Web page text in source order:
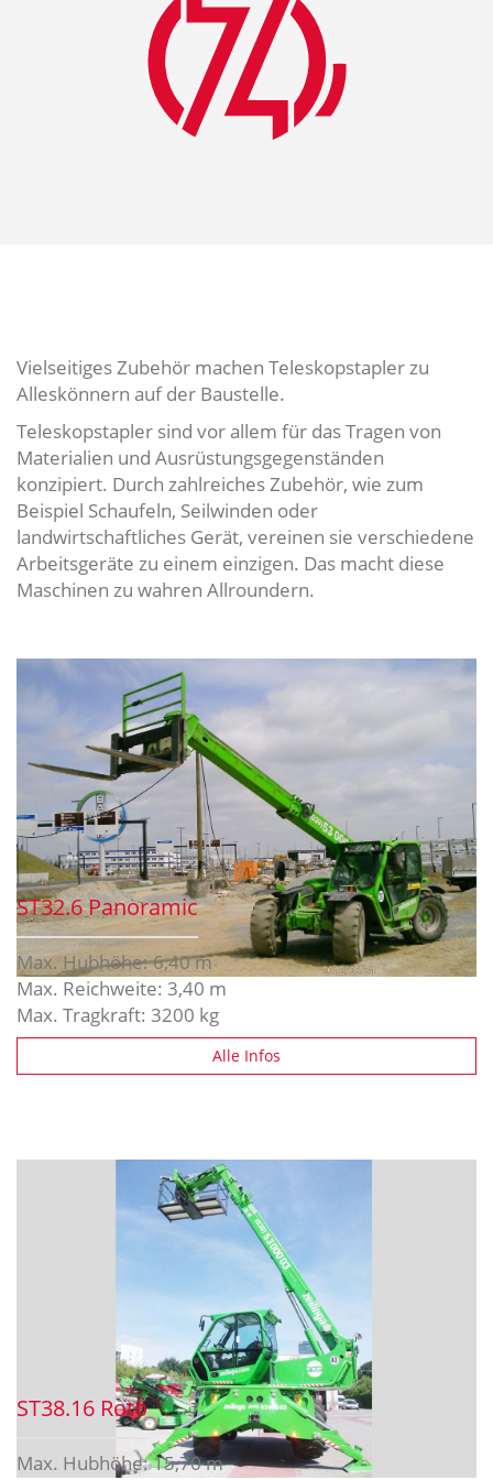
Vielseitiges Zubehör machen Teleskopstapler zu
Alleskönnern auf der Baustelle.
Teleskopstapler sind vor allem für das Tragen von
Materialien und Ausrüstungsgegenständen
konzipiert. Durch zahlreiches Zubehör, wie zum
Beispiel Schaufeln, Seilwinden oder
landwirtschaftliches Gerät, vereinen sie verschiedene
Arbeitsgeräte zu einem einzigen. Das macht diese
Maschinen zu wahren Allroundern.
ST32.6 Panoramic
Max. Hubhöhe: 6,40 m
Max. Reichweite: 3,40 m
Max. Tragkraft: 3200 kg
Alle Infos
ST38.16 Roto
Max. Hubhöhe: 15,70 m